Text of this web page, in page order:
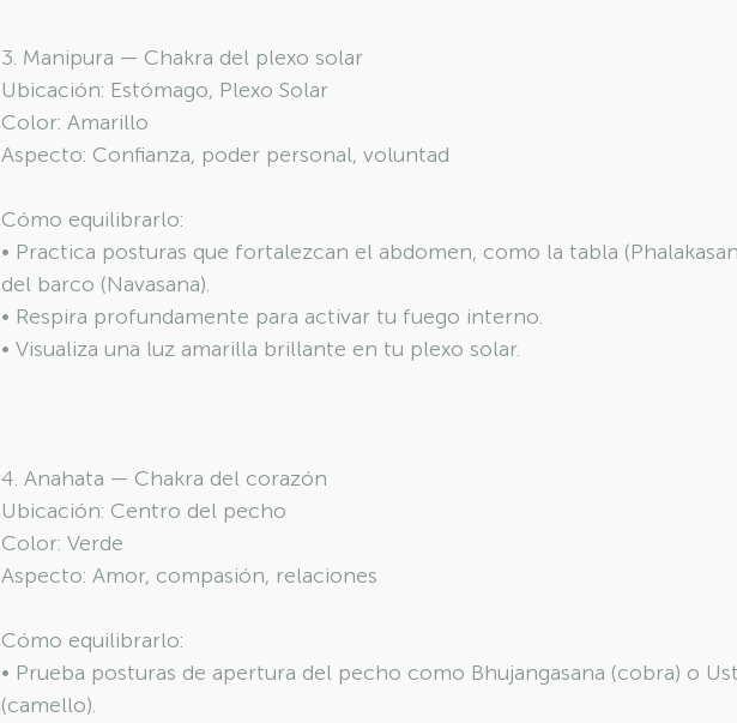
3. Manipura — Chakra del plexo solar
Ubicación: Estómago, Plexo Solar
Color: Amarillo
Aspecto: Confianza, poder personal, voluntad
Cómo equilibrarlo:
• Practica posturas que fortalezcan el abdomen, como la tabla
del barco (Navasana).
• Respira profundamente para activar tu fuego interno.
• Visualiza una luz amarilla brillante en tu plexo solar.
4. Anahata — Chakra del corazón
Ubicación: Centro del pecho
Color: Verde
Aspecto: Amor, compasión, relaciones
Cómo equilibrarlo:
• Prueba posturas de apertura del pecho como Bhujangasana (cobra) o
(camello).